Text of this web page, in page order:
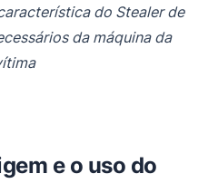
do Stealer de
da máquina da
e o uso do